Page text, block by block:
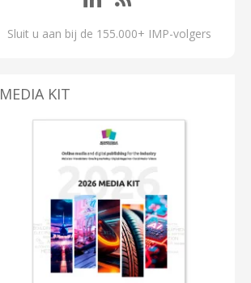
Sluit u aan bij de 155.000+ IMP-volgers
MEDIA KIT